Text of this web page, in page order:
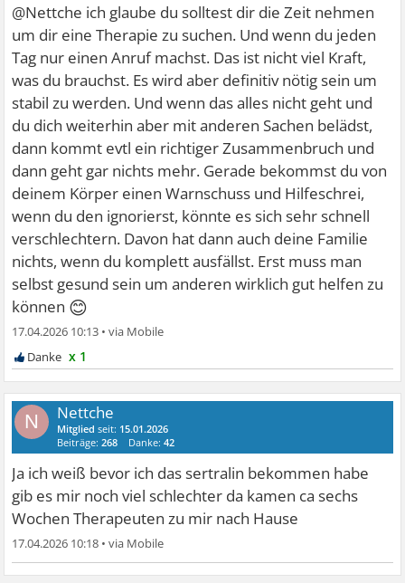
@Nettche ich glaube du solltest dir die Zeit nehmen
um dir eine Therapie zu suchen. Und wenn du jeden
Tag nur einen Anruf machst. Das ist nicht viel Kraft,
was du brauchst. Es wird aber definitiv nötig sein um
stabil zu werden. Und wenn das alles nicht geht und
du dich weiterhin aber mit anderen Sachen belädst,
dann kommt evtl ein richtiger Zusammenbruch und
dann geht gar nichts mehr. Gerade bekommst du von
deinem Körper einen Warnschuss und Hilfeschrei,
wenn du den ignorierst, könnte es sich sehr schnell
verschlechtern. Davon hat dann auch deine Familie
nichts, wenn du komplett ausfällst. Erst muss man
selbst gesund sein um anderen wirklich gut helfen zu
können 😊
17.04.2026 10:13 •
x 1
N Nettche
Mitglied seit: 15.01.2026
Beiträge:268 Danke:42
Ja ich weiß bevor ich das sertralin bekommen habe
gib es mir noch viel schlechter da kamen ca sechs
Wochen Therapeuten zu mir nach Hause
17.04.2026 10:18 •